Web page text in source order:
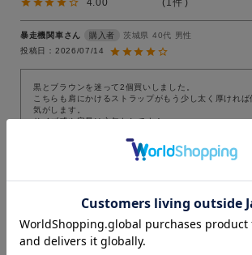
F
F
4.00 1
暴走機関車 購入者 茨城県 40代
男性
投稿日
2026/07/14
黒とブラウンを迷って2個買いしました。
こちらも肩にかけるストラップがもう少し太く厚けれ
気がします。
サイズ感や容量は文句なしです！
レビューを書く